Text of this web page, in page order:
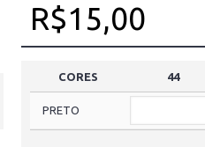
R$15,00
CORES 44
PRETO